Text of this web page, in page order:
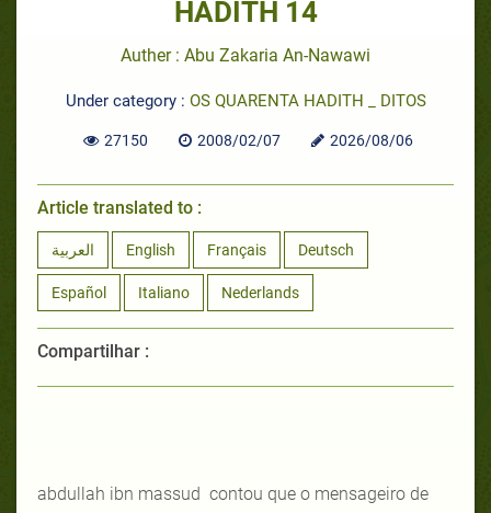
HADITH 14
Auther : Abu Zakaria An-Nawawi
Under category : OS QUARENTA HADITH _ DITOS
27150 2008/02/07 2026/08/06
Article translated to :
العربية English Français Deutsch
Español Italiano Nederlands
Compartilhar :
abdullah ibn massud contou que o mensageiro de